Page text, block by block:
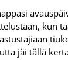
kun
jäi tällä